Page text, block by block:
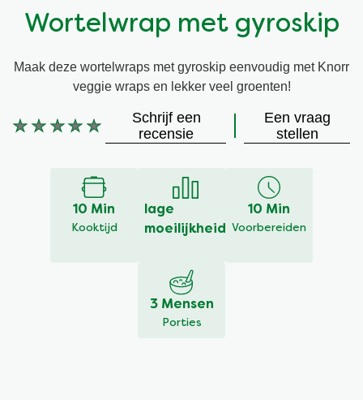
Vegetarisch
Ingrediënten
Groentewraps
Kruiding
Groentewraps
Kant en Klaar
Wortelwrap met gyroskip
Maak deze wortelwraps met gyroskip eenvoudig met Knorr
veggie wraps en lekker veel groenten!
Geen
Schrijf een
recensie
Een vraag
stellen
10 Min
Kooktijd
lage
moeilijkheid
10 Min
Voorbereiden
3 Mensen
Porties